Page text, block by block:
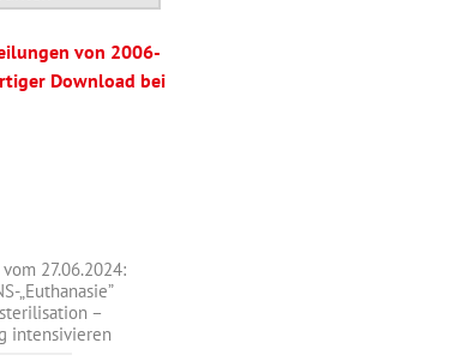
von 2006-
Download bei
27.06.2024:
„Euthanasie”
–
intensivieren